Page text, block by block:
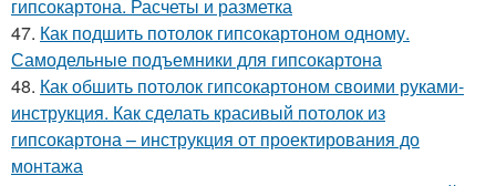
гипсокартона. Расчеты и разметка
47. Как подшить потолок гипсокартоном одному.
Самодельные подъемники для гипсокартона
48. Как обшить потолок гипсокартоном своими руками-
инструкция. Как сделать красивый потолок из
гипсокартона – инструкция от проектирования до
монтажа